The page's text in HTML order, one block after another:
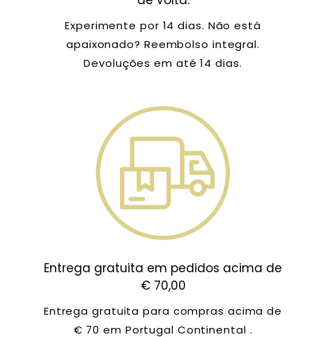
Experimente por 14 dias. Não está
apaixonado? Reembolso integral.
Devoluções em até 14 dias.
Entrega gratuita em pedidos acima de
€ 70,00
Entrega gratuita para compras acima de
€ 70 em Portugal Continental .